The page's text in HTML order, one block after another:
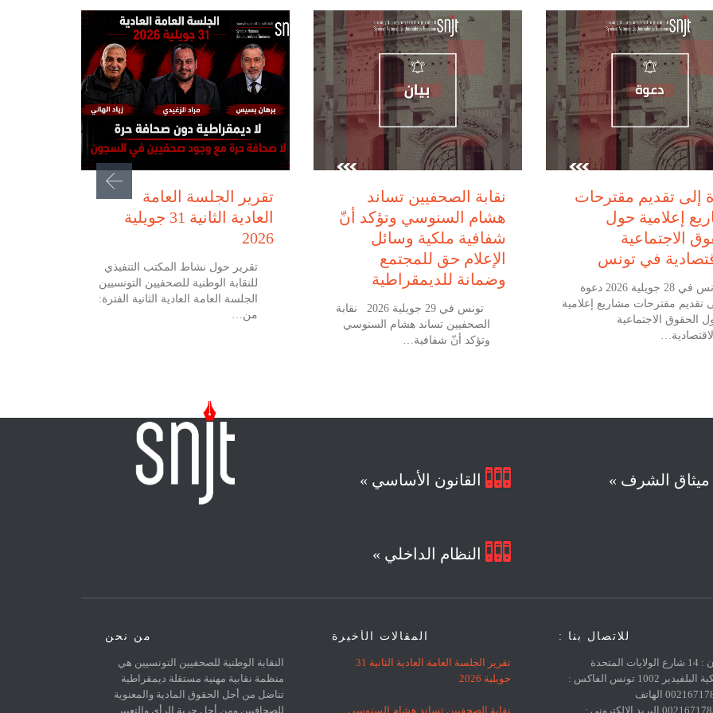
تقرير الجلسة العامة
العادية الثانية 31 جويلية
2026
تقرير حول نشاط المكتب التنفيذي
للنقابة الوطنية للصحفيين التونسيين
الجلسة العامة العادية الثانية الفترة:
من…
نقابة الصحفيين تساند
هشام السنوسي وتؤكد أنّ
شفافية ملكية وسائل
الإعلام حق للمجتمع
وضمانة للديمقراطية
تونس في 29 جويلية 2026 نقابة
الصحفيين تساند هشام السنوسي
وتؤكد أنّ شفافية…
إلى تقديم مقترحات
إعلامية حول
الاجتماعية
في تونس
تونس في 28 جويلية 2026 دعوة
تقديم مقترحات مشاريع إعلامية
الحقوق الاجتماعية
 القانون الأساسي »
 النظام الداخلي »
ميثاق الشرف »
من نحن
النقابة الوطنية للصحفيين التونسيين هي
منظمة نقابية مهنية مستقلة ديمقراطية
تناضل من أجل الحقوق المادية والمعنوية
للصحافيين ومن أجل حرية الرأي والتعبير
المقالات الأخيرة
تقرير الجلسة العامة العادية الثانية 31
جويلية 2026
نقابة الصحفيين تساند هشام السنوسي
للاتصال بنا :
العنوان : 14 شارع الولايات المتحدة
الأمريكية البلفيدير 1002 تونس الفاكس :
0021671783383 الهاتف